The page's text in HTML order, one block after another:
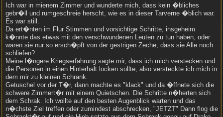
Ich war in mienem Zimmer und wunderte mich, dass kein �bliches
gebr�ll und rumgeschreie herscht, wie es in dieser Tarverne �blich war.
Es war still.
Da ert�nten im Flur Stimmen und vorsichtige Schritte, insgeheim
k�nnte das etwas mit den verschwundenen Leuten zu tun haben, oder
waren sie nur so ersch�pft von der gestrigen Zeche, dass sie Alle noch
schliefen?
Meine l�ngere Kriegserfahrung sagte mir, dass ich mich verstecken und
die Personen in einen Hinterhalt locken sollte, also versteckte ich mich in
dem mir zu kleinen Schrank.
Getuschel vor der T�r, dann machte es "klack" und da �ffnete sich die
schwere Zimmert�r mit einem Quietschen. Die Schritte n�herten sich
dem Schrak. Ich wollte auf den besten Augenblick warten und das
n�chste Ziel treffen oder zumindest abschrecken, "JETZT" Dann flog die